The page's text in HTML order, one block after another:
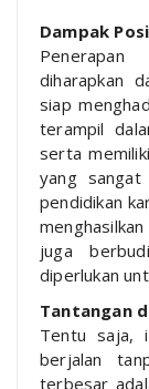
Dampak
diharapkan
siap
terampil
serta
yang
pendidikan
juga
diperlukan
Tantangan
Tentu saja,
berjalan
terbesar